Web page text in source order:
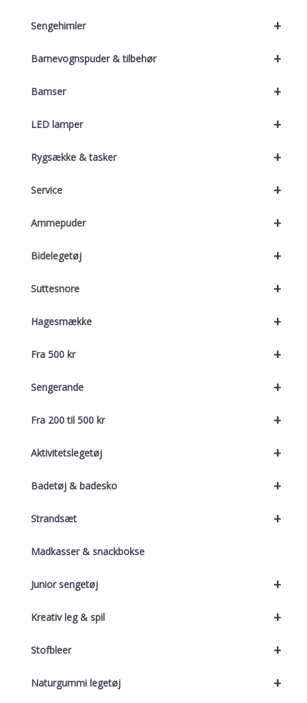
+
Sengehimler
+
Barnevognspuder & tilbehør
+
Bamser
+
LED lamper
+
Rygsække & tasker
+
Service
+
Ammepuder
+
Bidelegetøj
+
Suttesnore
+
Hagesmække
+
Fra 500 kr
+
Sengerande
+
Fra 200 til 500 kr
+
Aktivitetslegetøj
+
Badetøj & badesko
+
Strandsæt
Madkasser & snackbokse
+
Junior sengetøj
+
Kreativ leg & spil
+
Stofbleer
+
Naturgummi legetøj